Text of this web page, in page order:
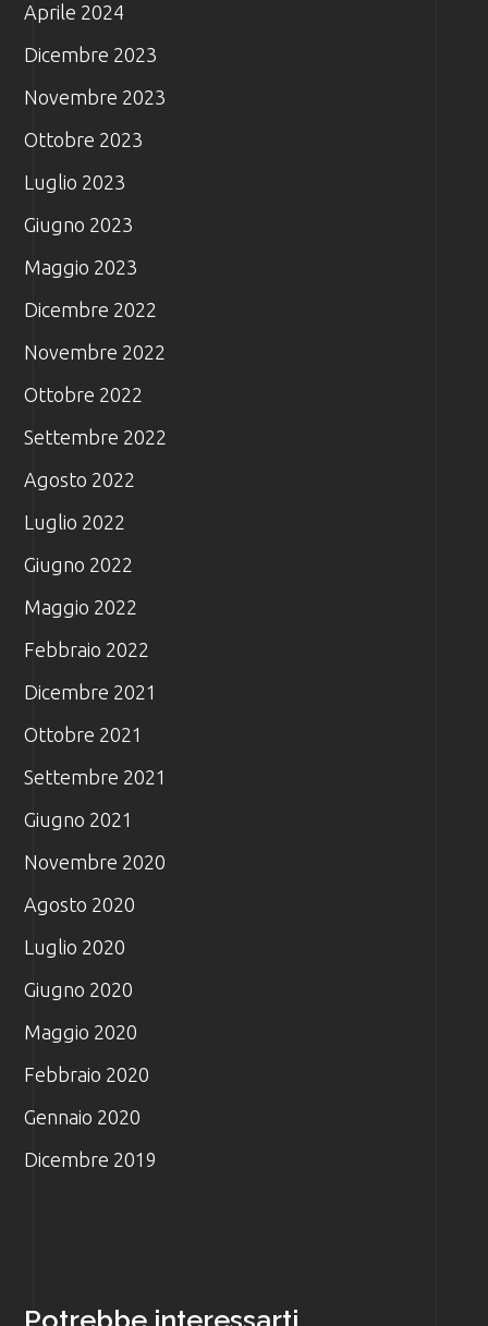
Aprile 2024
Dicembre 2023
Novembre 2023
Ottobre 2023
Luglio 2023
Giugno 2023
Maggio 2023
Dicembre 2022
Novembre 2022
Ottobre 2022
Settembre 2022
Agosto 2022
Luglio 2022
Giugno 2022
Maggio 2022
Febbraio 2022
Dicembre 2021
Ottobre 2021
Settembre 2021
Giugno 2021
Novembre 2020
Agosto 2020
Luglio 2020
Giugno 2020
Maggio 2020
Febbraio 2020
Gennaio 2020
Dicembre 2019
Potrebbe interessarti